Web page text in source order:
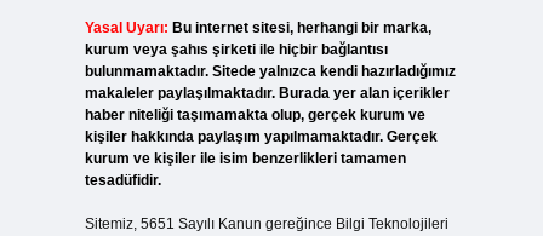
Yasal Uyarı: Bu internet sitesi, herhangi bir marka,
kurum veya şahıs şirketi ile hiçbir bağlantısı
bulunmamaktadır. Sitede yalnızca kendi hazırladığımız
makaleler paylaşılmaktadır. Burada yer alan içerikler
haber niteliği taşımamakta olup, gerçek kurum ve
kişiler hakkında paylaşım yapılmamaktadır. Gerçek
kurum ve kişiler ile isim benzerlikleri tamamen
tesadüfidir.
Sitemiz, 5651 Sayılı Kanun gereğince Bilgi Teknolojileri